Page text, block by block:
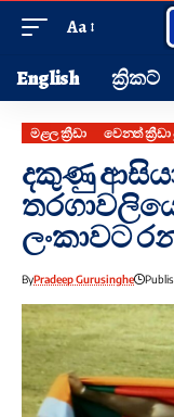
Aa
English ක්‍රිකට්
මළල ක්‍රීඩා වෙනත්
දකුණු
ලංකාවට
ByPradeep Gurusinghe